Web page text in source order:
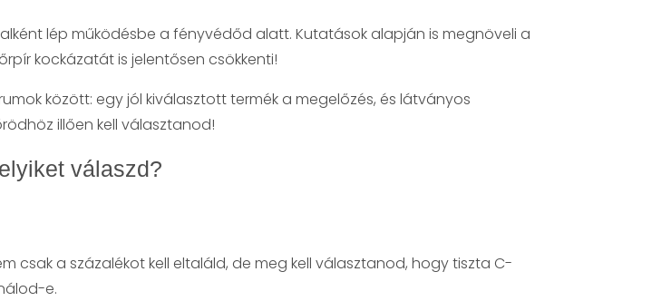
lép működésbe a fényvédőd alatt. Kutatások alapján is megnöveli a
kockázatát is jelentősen csökkenti!
között: egy jól kiválasztott termék a megelőzés, és látványos
illően kell választanod!
válaszd?
csak a százalékot kell eltaláld, de meg kell választanod, hogy tiszta C-
e.